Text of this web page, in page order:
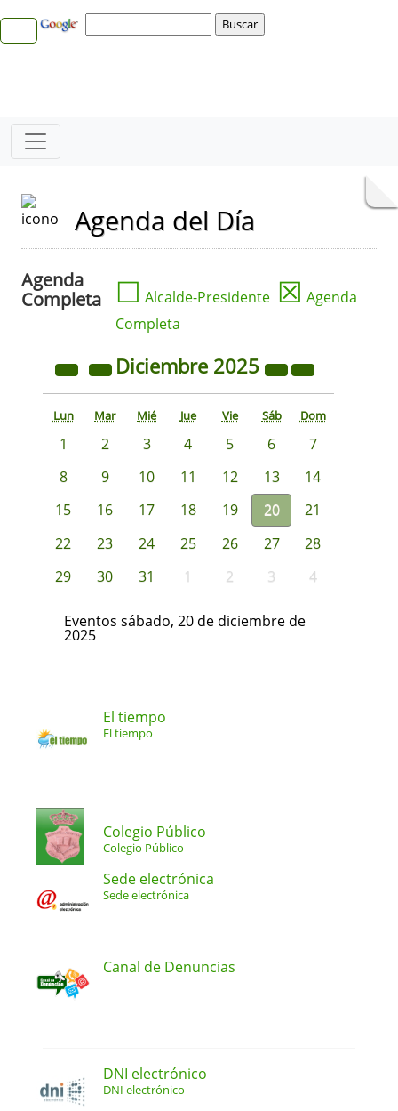
Agenda del Día
Agenda
Completa
☐ Alcalde-Presidente ☒ Agenda
Completa
Diciembre 2025
Lun Mar Mié Jue Vie Sáb Dom
1 2 3 4 5 6
7
8
9 10 11 12 13
14
15
16 17 18 19 20
21
22
23 24 25 26 27
28
29
30 31 1 2 3 4
Eventos sábado, 20 de diciembre de
2025
El tiempo
El tiempo
Colegio Público
Colegio Público
Sede electrónica
Sede electrónica
Canal de Denuncias
DNI electrónico
DNI electrónico